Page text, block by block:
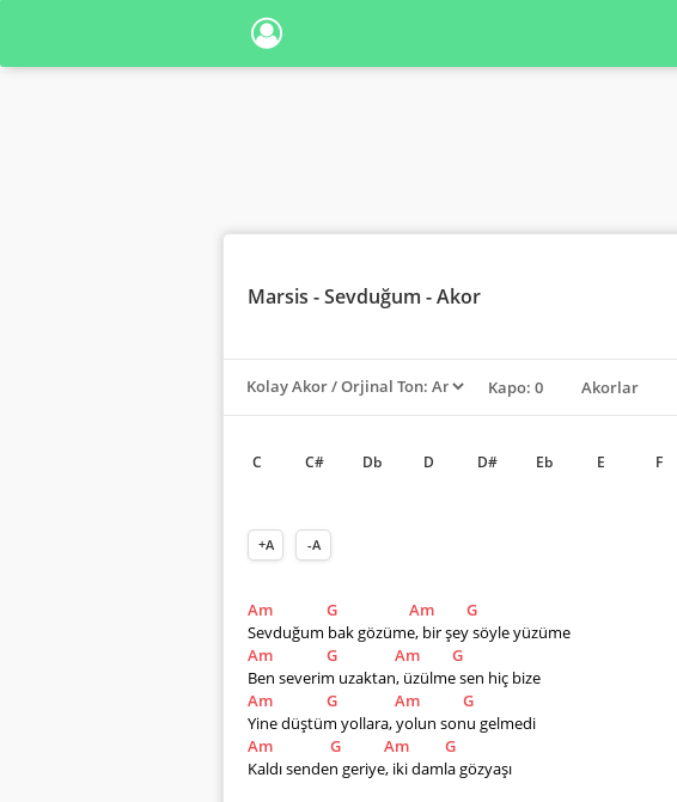
Marsis - Sevduğum - Akor
Kapo: 0 Akorlar
C C# Db D D# Eb E F
+A -A
Am G Am
G
Sevduğum bak gözüme, bir şey söyle yüzüme
Am
G Am
G
Ben severim uzaktan, üzülme sen hiç bize
Am
G Am
G
Yine düştüm yollara, yolun sonu gelmedi
Am
G Am
G
Kaldı senden geriye, iki damla gözyaşı